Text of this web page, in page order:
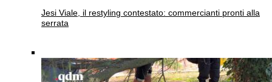
Jesi Viale, il restyling contestato: commercianti pronti alla
serrata